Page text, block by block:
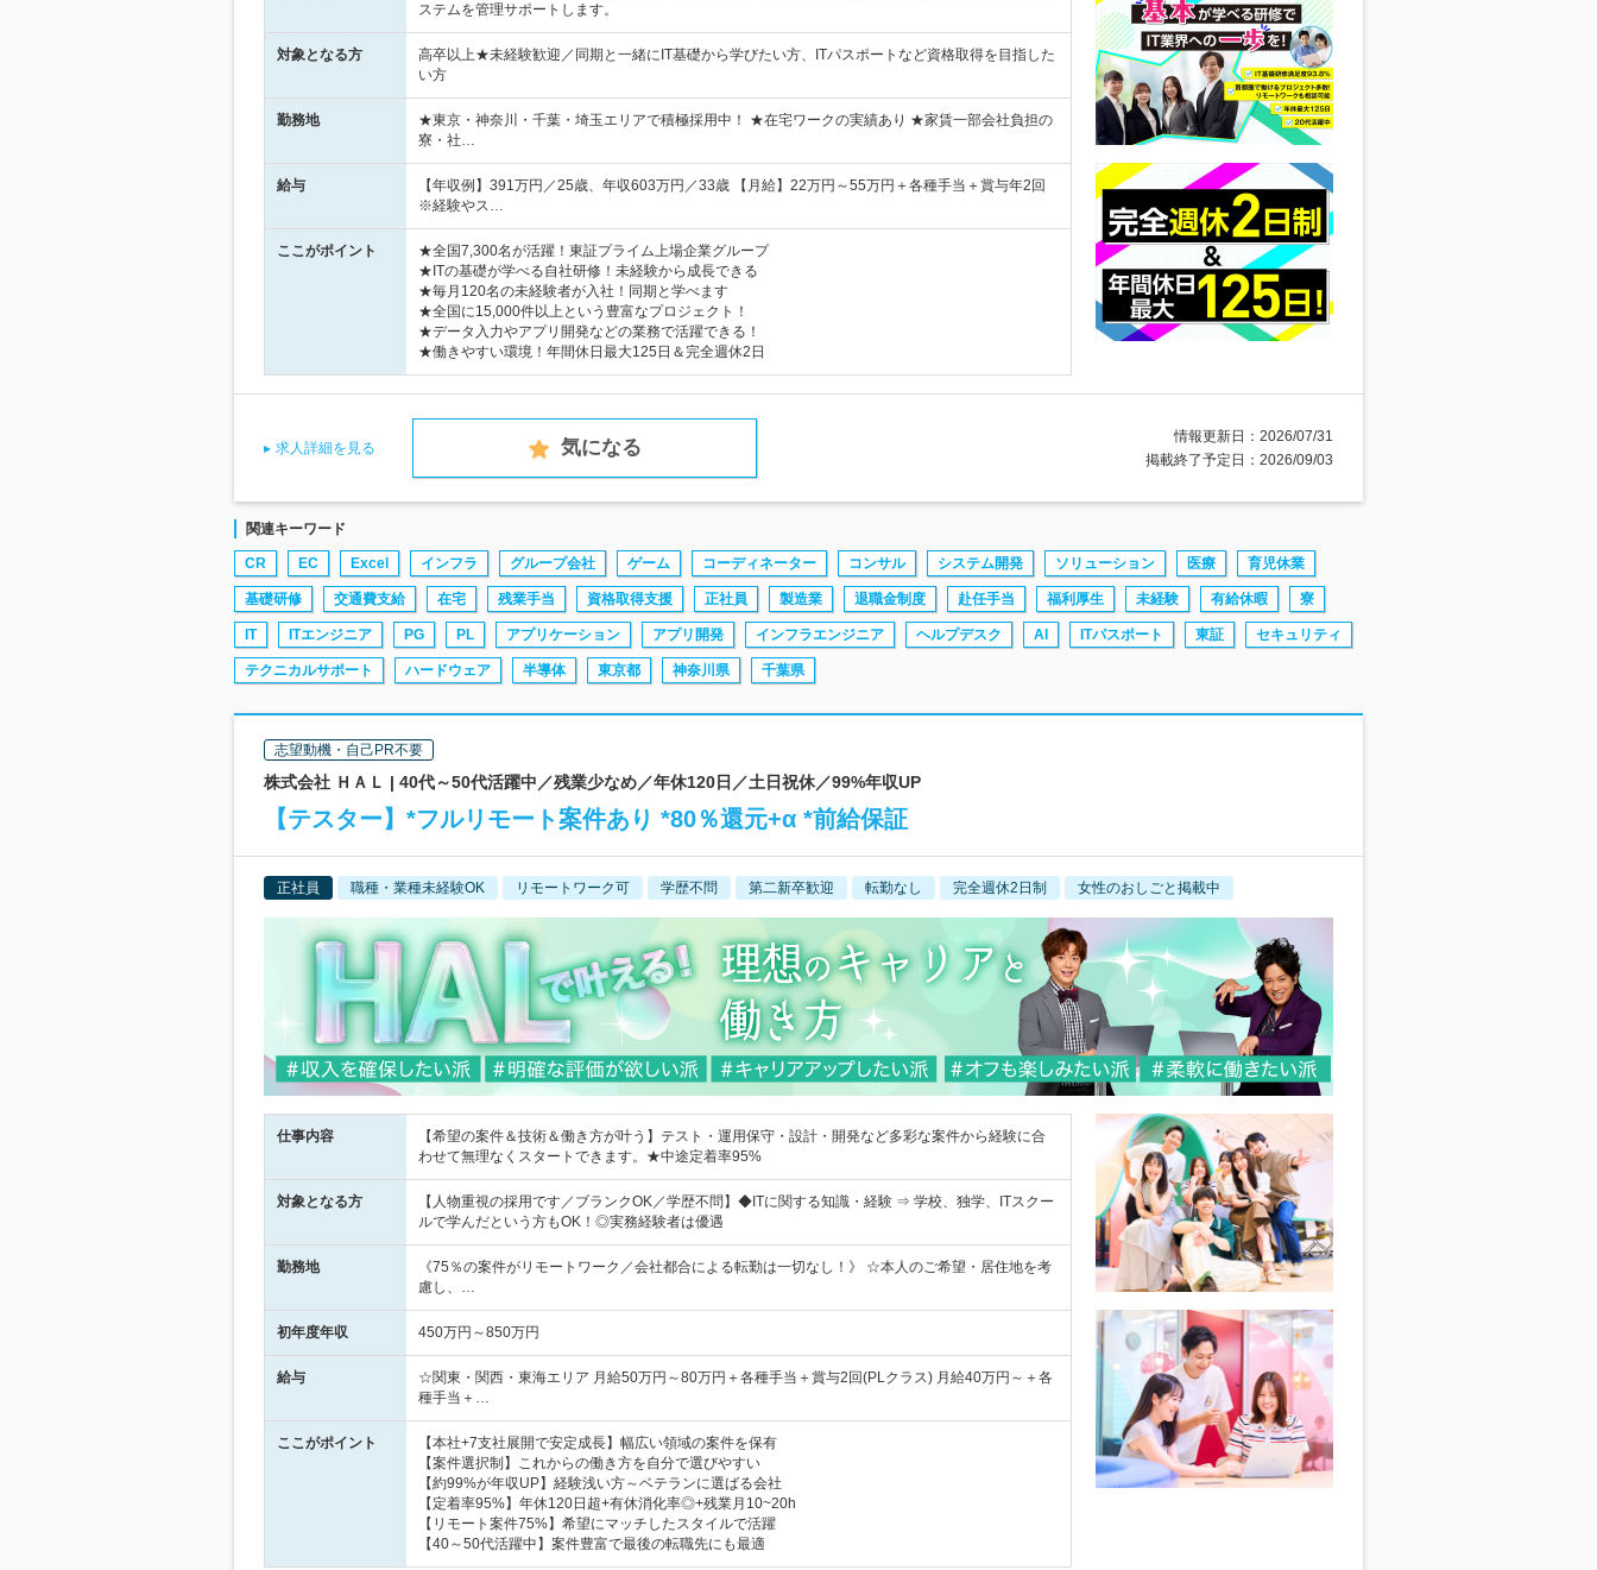
ステムを管理サポートします。
対象となる方
高卒以上★未経験歓迎／同期と一緒にIT基礎から学びたい方、ITパスポートなど資格取得を目指した
い方
勤務地
★東京・神奈川・千葉・埼玉エリアで積極採用中！ ★在宅ワークの実績あり ★家賃一部会社負担の
寮・社…
給与
【年収例】391万円／25歳、年収603万円／33歳 【月給】22万円～55万円＋各種手当＋賞与年2回
※経験やス…
ここがポイント
★全国7,300名が活躍！東証プライム上場企業グループ
★ITの基礎が学べる自社研修！未経験から成長できる
★毎月120名の未経験者が入社！同期と学べます
★全国に15,000件以上という豊富なプロジェクト！
★データ入力やアプリ開発などの業務で活躍できる！
★働きやすい環境！年間休日最大125日＆完全週休2日
求人詳細を見る 気になる
情報更新日：2026/07/31
掲載終了予定日：2026/09/03
関連キーワード
CR EC Excel インフラ グループ会社 ゲーム コーディネーター コンサル システム開発 ソリューション 医療 育児休業
基礎研修 交通費支給 在宅 残業手当 資格取得支援 正社員 製造業 退職金制度 赴任手当 福利厚生 未経験 有給休暇 寮
IT ITエンジニア PG PL アプリケーション アプリ開発 インフラエンジニア ヘルプデスク AI ITパスポート 東証 セキュリティ
テクニカルサポート ハードウェア 半導体 東京都 神奈川県 千葉県
志望動機・自己PR不要
株式会社 ＨＡＬ | 40代～50代活躍中／残業少なめ／年休120日／土日祝休／99%年収UP
【テスター】*フルリモート案件あり *80％還元+α *前給保証
正社員 職種・業種未経験OK リモートワーク可 学歴不問 第二新卒歓迎 転勤なし 完全週休2日制 女性のおしごと掲載中
仕事内容
【希望の案件＆技術＆働き方が叶う】テスト・運用保守・設計・開発など多彩な案件から経験に合
わせて無理なくスタートできます。★中途定着率95%
対象となる方
【人物重視の採用です／ブランクOK／学歴不問】◆ITに関する知識・経験 ⇒ 学校、独学、ITスクー
ルで学んだという方もOK！◎実務経験者は優遇
勤務地
《75％の案件がリモートワーク／会社都合による転勤は一切なし！》 ☆本人のご希望・居住地を考
慮し、…
初年度年収 450万円～850万円
給与
☆関東・関西・東海エリア 月給50万円～80万円＋各種手当＋賞与2回(PLクラス) 月給40万円～＋各
種手当＋…
ここがポイント
【本社+7支社展開で安定成長】幅広い領域の案件を保有
【案件選択制】これからの働き方を自分で選びやすい
【約99%が年収UP】経験浅い方～ベテランに選ばる会社
【定着率95%】年休120日超+有休消化率◎+残業月10~20h
【リモート案件75%】希望にマッチしたスタイルで活躍
【40～50代活躍中】案件豊富で最後の転職先にも最適